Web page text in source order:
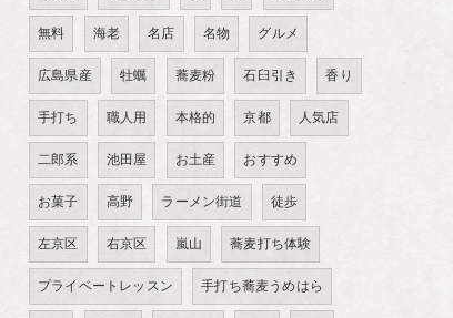
無料 海老 名店 名物 グルメ
広島県産 牡蠣 蕎麦粉 石臼引き 香り
手打ち 職人用 本格的 京都 人気店
二郎系 池田屋 お土産 おすすめ
お菓子 高野 ラーメン街道 徒歩
左京区 右京区 嵐山 蕎麦打ち体験
プライベートレッスン 手打ち蕎麦うめはら